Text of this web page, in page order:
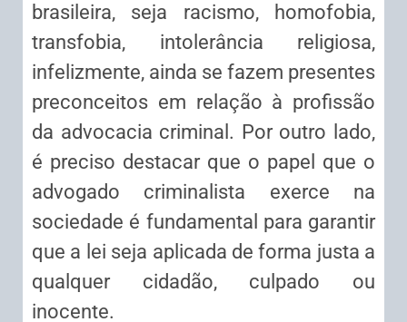
brasileira, seja racismo, homofobia,
transfobia, intolerância religiosa,
infelizmente, ainda se fazem presentes
preconceitos em relação à profissão
da advocacia criminal. Por outro lado,
é preciso destacar que o papel que o
advogado criminalista exerce na
sociedade é fundamental para garantir
que a lei seja aplicada de forma justa a
qualquer cidadão, culpado ou
inocente.